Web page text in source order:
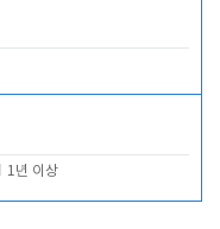
1년 이상